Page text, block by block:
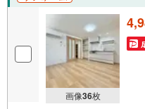
画像36枚